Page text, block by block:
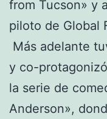
from Tucson» y
piloto de Global
Más adelante
y co-
la serie de
Anderson»,